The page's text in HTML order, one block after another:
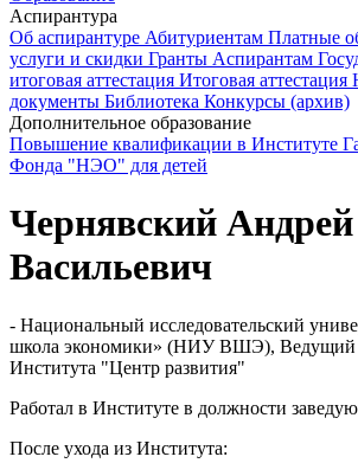
Аспирантура
Об аспирантуре Абитуриентам Платные
услуги и скидки Гранты Аспирантам
итоговая аттестация Итоговая аттестация
документы Библиотека Конкурсы (архив)
Дополнительное образование
Повышение квалификации в Институте
Фонда "НЭО" для детей
Чернявский Андрей
Васильевич
- Национальный исследовательский
школа экономики» (НИУ ВШЭ), Ведущий
Института "Центр развития"
Работал в Институте в должности
После ухода из Института: